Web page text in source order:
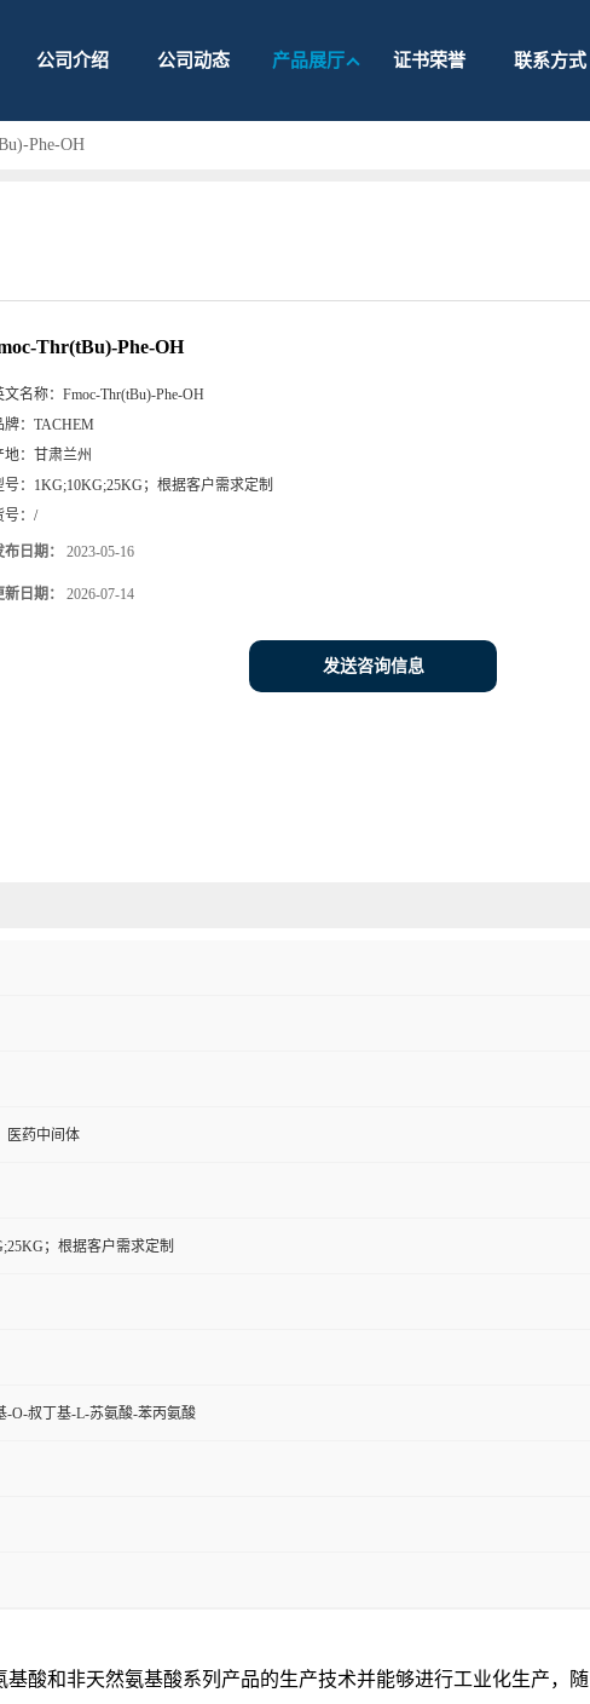
公司介绍 公司动态 产品展厅 证书荣誉 联系方式
Phe-OH
Thr(tBu)-Phe-OH
文名称： Fmoc-Thr(tBu)-Phe-OH
牌： TACHEM
： 甘肃兰州
： 1KG;10KG;25KG；根据客户需求定制
： /
布日期： 2023-05-16
新日期： 2026-07-14
发送咨询信息
医药中间体
；根据客户需求定制
-O-叔丁基-L-苏氨酸-苯丙氨酸
酸和非天然氨基酸系列产品的生产技术并能够进行工业化生产，